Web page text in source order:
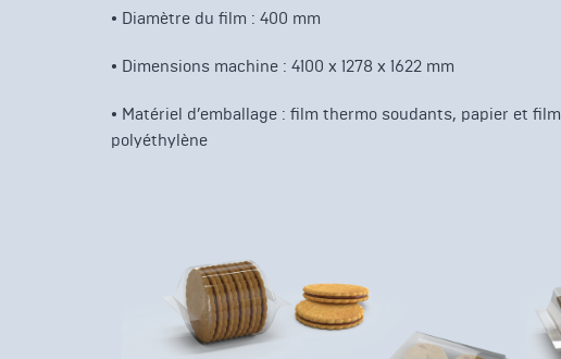
• Diamètre du film : 400 mm
• Dimensions machine : 4100 x 1278 x 1622 mm
• Matériel d’emballage : film thermo soudants, papier et film
polyéthylène